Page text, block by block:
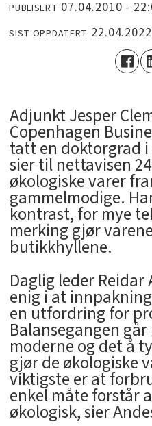
PUBLISERT 07.04.2010 -
SIST OPPDATERT
Adjunkt Jesper
Copenhagen
tatt en doktorgrad
sier til nettavisen
økologiske varer
gammelmodige.
kontrast, for mye
merking gjør
butikkhyllene.
Daglig leder Reidar
enig i at
en utfordring for
Balansegangen
moderne og det å
gjør de økologiske
viktigste er at
enkel måte forstår
økologisk, sier